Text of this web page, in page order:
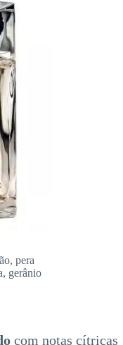
pera
gerânio
com notas cítricas